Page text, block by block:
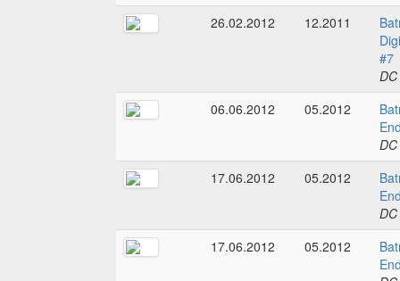
26.02.2012
12.2011
#7
06.06.2012
05.2012
17.06.2012
05.2012
17.06.2012
05.2012